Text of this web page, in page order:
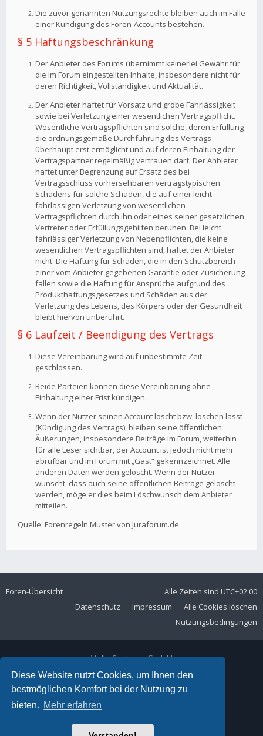
Diese Website nutzt Cookies, um Ihnen den
bestmöglichen Komfort bei der Nutzung zu
bieten. Mehr erfahren
Die zuvor genannten Nutzungsrechte bleiben auch im Falle
einer Kündigung des Foren-Accounts bestehen.
§ 5 Haftungsbeschränkung
Der Anbieter des Forums übernimmt keinerlei Gewähr für
die im Forum eingestellten Inhalte, insbesondere nicht für
deren Richtigkeit, Vollständigkeit und Aktualität.
Der Anbieter haftet für Vorsatz und grobe Fahrlässigkeit
sowie bei Verletzung einer wesentlichen Vertragspflicht.
Wesentliche Vertragspflichten sind solche, deren Erfüllung
die ordnungsgemäße Durchführung des Vertrags
überhaupt erst ermöglicht und auf deren Einhaltung der
Vertragspartner regelmäßig vertrauen darf. Der Anbieter
haftet unter Begrenzung auf Ersatz des bei
Vertragsschluss vorhersehbaren vertragstypischen
Schadens für solche Schäden, die auf einer leicht
fahrlässigen Verletzung von wesentlichen
Vertragspflichten durch ihn oder eines seiner gesetzlichen
Vertreter oder Erfüllungsgehilfen beruhen. Bei leicht
fahrlässiger Verletzung von Nebenpflichten, die keine
wesentlichen Vertragspflichten sind, haftet der Anbieter
nicht. Die Haftung für Schäden, die in den Schutzbereich
einer vom Anbieter gegebenen Garantie oder Zusicherung
fallen sowie die Haftung für Ansprüche aufgrund des
Produkthaftungsgesetzes und Schäden aus der
Verletzung des Lebens, des Körpers oder der Gesundheit
bleibt hiervon unberührt.
§ 6 Laufzeit / Beendigung des Vertrags
Diese Vereinbarung wird auf unbestimmte Zeit
geschlossen.
Beide Parteien können diese Vereinbarung ohne
Einhaltung einer Frist kündigen.
Wenn der Nutzer seinen Account löscht bzw. löschen lässt
(Kündigung des Vertrags), bleiben seine öffentlichen
Äußerungen, insbesondere Beiträge im Forum, weiterhin
für alle Leser sichtbar, der Account ist jedoch nicht mehr
abrufbar und im Forum mit „Gast“ gekennzeichnet. Alle
anderen Daten werden gelöscht. Wenn der Nutzer
wünscht, dass auch seine öffentlichen Beiträge gelöscht
werden, möge er dies beim Löschwunsch dem Anbieter
mitteilen.
Quelle: Forenregeln Muster von Juraforum.de
Foren-Übersicht Alle Zeiten sind UTC+02:00
Alle Cookies löschen
Impressum
Datenschutz
Nutzungsbedingungen
Volla Systeme GmbH
Kölner Straße 102
42897 Remscheid
Telefon:+49 2191 59897 61
E-Mail: